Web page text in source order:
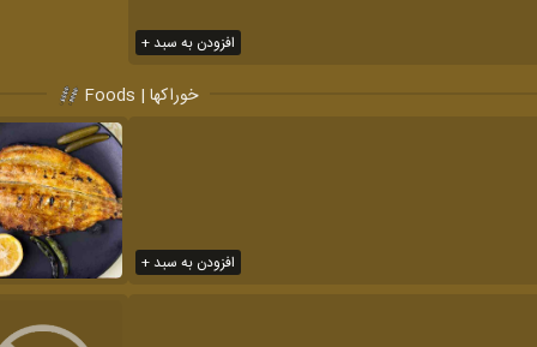
افزودن به سبد +
خوراکها | Foods
افزودن به سبد +